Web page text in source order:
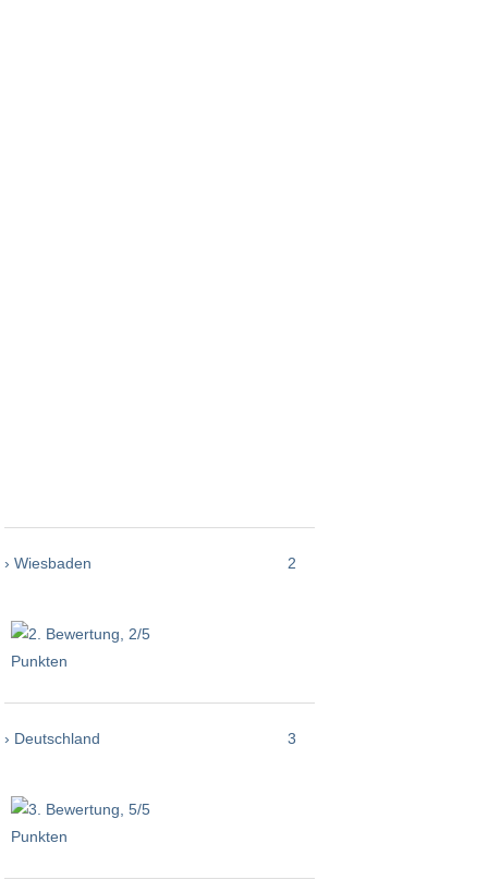
› Wiesbaden 2
› Deutschland 3